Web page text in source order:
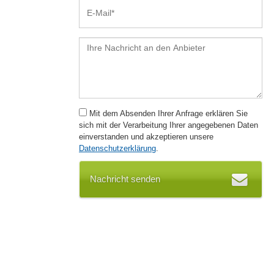
Mit dem Absenden Ihrer Anfrage erklären Sie
sich mit der Verarbeitung Ihrer angegebenen Daten
einverstanden und akzeptieren unsere
Datenschutzerklärung
Nachricht senden